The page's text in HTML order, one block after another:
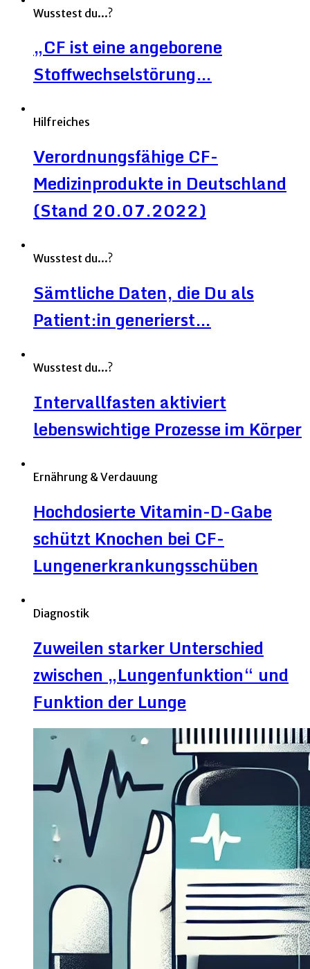
Wusstest du...?
„CF ist eine angeborene
Stoffwechselstörung…
Hilfreiches
Verordnungsfähige CF-
Medizinprodukte in Deutschland
(Stand 20.07.2022)
Wusstest du...?
Sämtliche Daten, die Du als
Patient:in generierst…
Wusstest du...?
Intervallfasten aktiviert
lebenswichtige Prozesse im Körper
Ernährung & Verdauung
Hochdosierte Vitamin-D-Gabe
schützt Knochen bei CF-
Lungenerkrankungsschüben
Diagnostik
Zuweilen starker Unterschied
zwischen „Lungenfunktion“ und
Funktion der Lunge